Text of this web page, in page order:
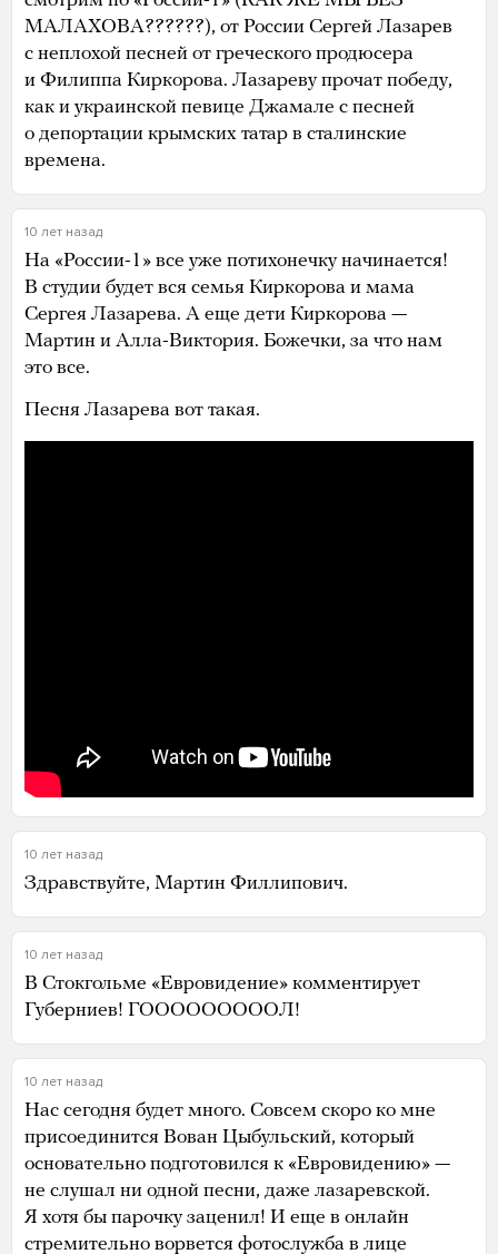
МАЛАХОВА??????), от России Сергей Лазарев
с неплохой песней от греческого продюсера
и Филиппа Киркорова. Лазареву прочат победу,
как и украинской певице Джамале с песней
о депортации крымских татар в сталинские
времена.
10 лет назад
На «России-1» все уже потихонечку начинается!
В студии будет вся семья Киркорова и мама
Сергея Лазарева. А еще дети Киркорова —
Мартин и Алла-Виктория. Божечки, за что нам
это все.
Песня Лазарева вот такая.
10 лет назад
Здравствуйте, Мартин Филлипович.
10 лет назад
В Стокгольме «Евровидение» комментирует
Губерниев! ГОООООООООЛ!
10 лет назад
Нас сегодня будет много. Совсем скоро ко мне
присоединится Вован Цыбульский, который
основательно подготовился к «Евровидению» —
не слушал ни одной песни, даже лазаревской.
Я хотя бы парочку заценил! И еще в онлайн
стремительно ворвется фотослужба в лице